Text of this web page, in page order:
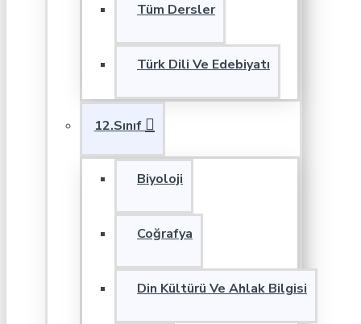
Tüm Dersler
Türk Dili Ve Edebiyatı
12.Sınıf
Biyoloji
Coğrafya
Din Kültürü Ve Ahlak Bilgisi